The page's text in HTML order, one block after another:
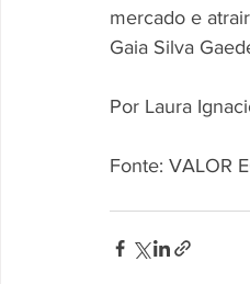
mercado e
Gaia Silva
Por Laura
Fonte: VALOR